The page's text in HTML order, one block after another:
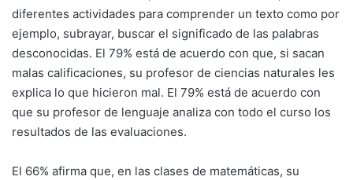
diferentes actividades para comprender un texto como por
ejemplo, subrayar, buscar el significado de las palabras
desconocidas. El 79% está de acuerdo con que, si sacan
malas calificaciones, su profesor de ciencias naturales les
explica lo que hicieron mal. El 79% está de acuerdo con
que su profesor de lenguaje analiza con todo el curso los
resultados de las evaluaciones.
El 66% afirma que, en las clases de matemáticas, su